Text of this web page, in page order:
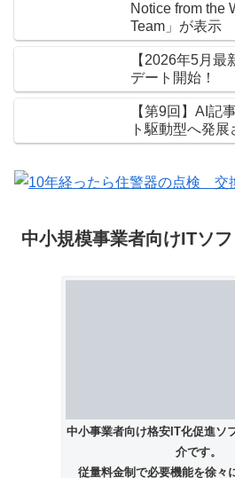
Notice from the
Team」が表示
【2026年5月
デート開始！
【第9回】AI記
ト駆動型へ発展
中小規模事業者向けITソフ
中小事業者向け格安IT化促進ソ
介です。
従量料金制で必要機能を徐々